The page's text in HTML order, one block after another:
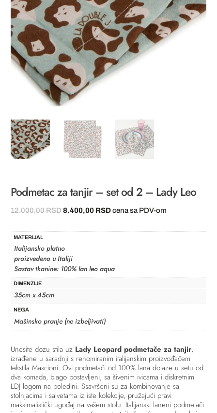
Podmetac za tanjir – set od 2 – Lady Leo
12.000,00RSDOriginalna
je
12.000,00 RSD.
8.400,00 RSDTrenutna
je:
cena sa PDV-om
MATERIJAL
Italijansko platno
proizvedeno u Italiji
Sastav tkanine: 100% lan leo aqua
DIMENZIJE
35cm x 45cm
NEGA
Mašinsko pranje (ne izbeljivati)
Unesite dozu stila uz Lady Leopard podmetače za tanjir,
izrađene u saradnji s renomiranim italijanskim proizvođačem
tekstila Mascioni. Ovi podmetači od 100% lana dolaze u setu od
dva komada, blago postavljeni, sa šivenim ivicama i diskretnim
LDJ logom na poleđini. Ssavršeni su za kombinovanje sa
stolnjacima i salvetama iz iste kolekcije, pružajući pravi
maksimalistički ugođaj na vašem stolu. Italijanski laneni podmetači